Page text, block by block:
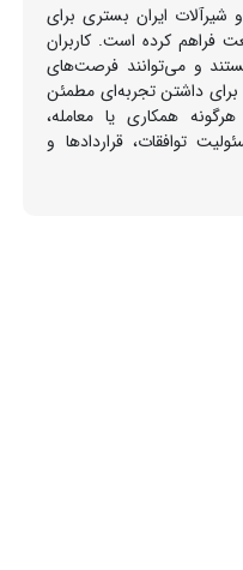
شیرآلات ایران بستری برای
فراهم کرده است. کاربران
و می‌توانند فرصت‌های
برای داشتن تجربه‌ای مطمئن
همکاری یا معامله،
توافقات، قراردادها و